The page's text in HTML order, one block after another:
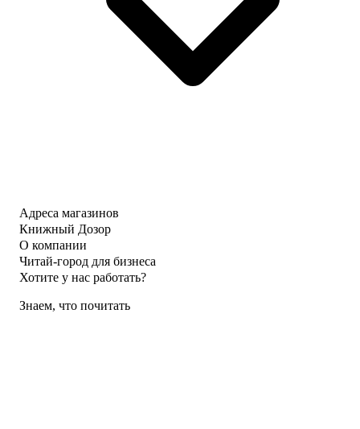
Адреса магазинов
Книжный Дозор
О компании
Читай-город для бизнеса
Хотите у нас работать?
Знаем, что почитать